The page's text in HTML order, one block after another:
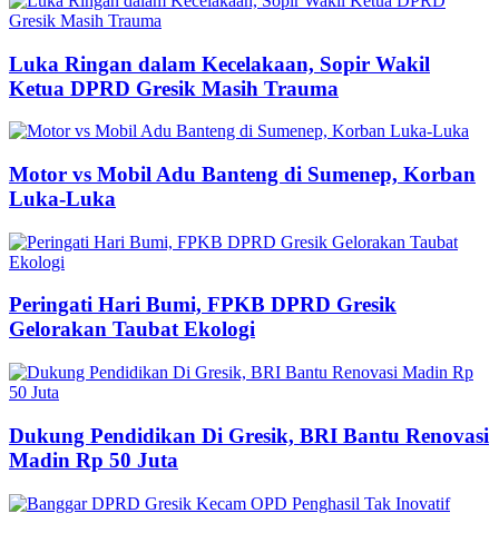
Luka Ringan dalam Kecelakaan, Sopir Wakil
Ketua DPRD Gresik Masih Trauma
Motor vs Mobil Adu Banteng di Sumenep, Korban
Luka-Luka
Peringati Hari Bumi, FPKB DPRD Gresik
Gelorakan Taubat Ekologi
Dukung Pendidikan Di Gresik, BRI Bantu Renovasi
Madin Rp 50 Juta